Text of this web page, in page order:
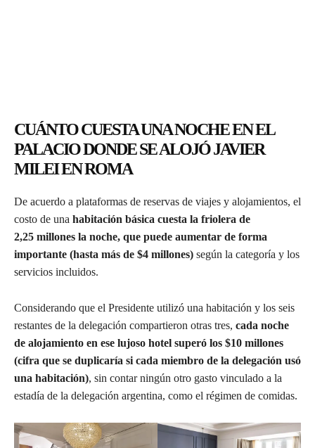
CUÁNTO CUESTA UNA NOCHE EN EL
PALACIO DONDE SE ALOJÓ JAVIER
MILEI EN ROMA
De acuerdo a plataformas de reservas de viajes y alojamientos, el
costo de una habitación básica cuesta la friolera de
2,25 millones la noche, que puede aumentar de forma
importante (hasta más de $4 millones) según la categoría y los
servicios incluidos.
Considerando que el Presidente utilizó una habitación y los seis
restantes de la delegación compartieron otras tres, cada noche
de alojamiento en ese lujoso hotel superó los $10 millones
(cifra que se duplicaría si cada miembro de la delegación usó
una habitación), sin contar ningún otro gasto vinculado a la
estadía de la delegación argentina, como el régimen de comidas.